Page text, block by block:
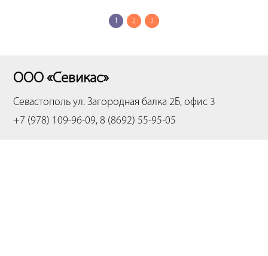
1 2 3
ООО «Севикас»
Севастополь ул. Загородная балка 2Б, офис 3
+7 (978) 109-96-09, 8 (8692) 55-95-05